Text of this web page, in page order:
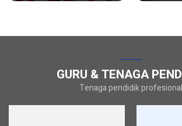
GURU & TENAGA
Tenaga pendidik profesional